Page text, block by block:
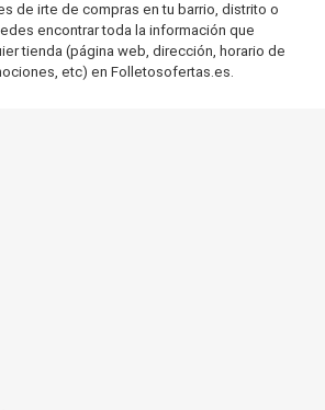
de irte de compras en tu barrio, distrito o
encontrar toda la información que
tienda (página web, dirección, horario de
etc) en Folletosofertas.es.